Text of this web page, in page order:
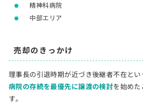
精神科病院
中部エリア
売却のきっかけ
理事長の引退時期が近づき後継者不在とい
病院の存続を最優先に譲渡の検討を始め
す。